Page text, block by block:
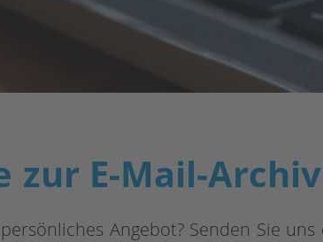
zur E-Mail-
Angebot? Senden Sie